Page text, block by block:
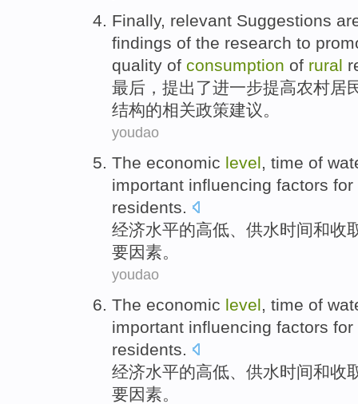
Finally, relevant Suggestions
findings of the research to
quality of consumption of rural
最后 ，提出了进一步提高农村居
结构的相关政策建议。
youdao
The economic level, time of
important influencing factors for
residents.
经济水平的高低、 供水时间和收
要因素。
youdao
The economic level, time of
important influencing factors for
residents.
经济水平的高低、 供水时间和收
要因素。